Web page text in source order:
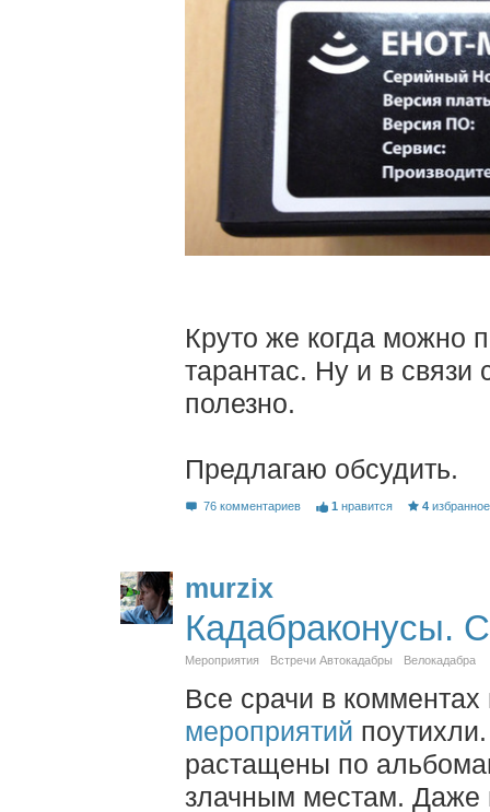
Круто же когда можно
тарантас. Ну и в связи
полезно.
Предлагаю обсудить.
76 комментариев 1 нравится 4 избранное
murzix
Кадабраконусы.
Мероприятия Встречи Автокадабры Велокадабра
Все срачи в
мероприятий
растащены по
злачным местам. Даже